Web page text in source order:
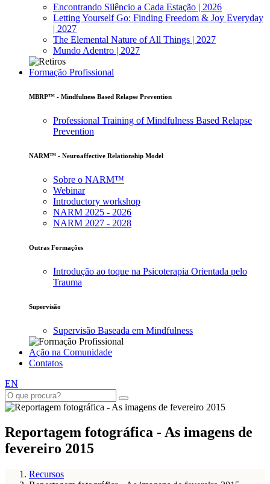
Encontrando Silêncio a Cada Estação | 2026
Letting Yourself Go: Finding Freedom & Joy Everyday
| 2027
The Elemental Nature of All Things | 2027
Mundo Adentro | 2027
Formação Profissional
MBRP™ - Mindfulness Based Relapse Prevention
Professional Training of Mindfulness Based Relapse
Prevention
NARM™ - Neuroaffective Relationship Model
Sobre o NARM™
Webinar
Introductory workshop
NARM 2025 - 2026
NARM 2027 - 2028
Outras Formações
Introdução ao toque na Psicoterapia Orientada pelo
Trauma
Supervisão
Supervisão Baseada em Mindfulness
Ação na Comunidade
Contatos
EN
Reportagem fotográfica - As imagens de
fevereiro 2015
Recursos